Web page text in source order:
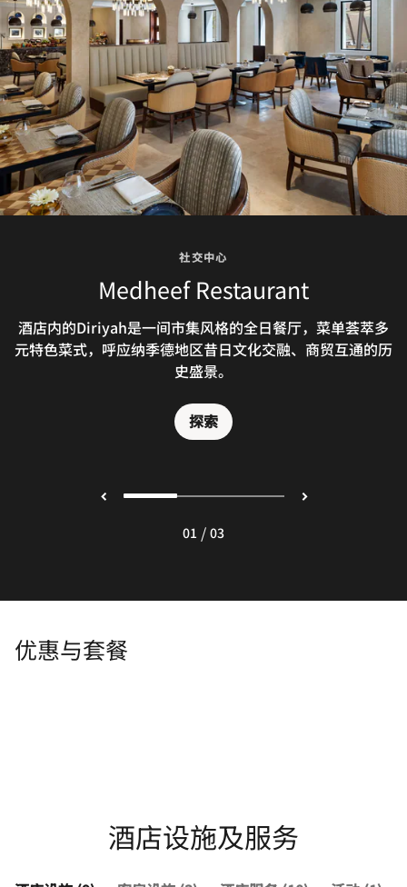
社交中心
Medheef Restaurant
酒店内的Diriyah是一间市集风格的全日餐厅，菜单荟萃多
元特色菜式，呼应纳季德地区昔日文化交融、商贸互通的历
史盛景。
探索
社交中心
Taleed by Michael Mina
米其林星厨Michael Mina邀您莅临Taleed餐厅，感受中东
传统与地中海风情的美妙融合。品鉴本地食材打造的创意菜
品，尊享兼具传统风情的迪里耶奢华用餐体验。
探索
社交中心
Samhan Lounge
Samhan酒廊融合阿拉伯传统与现代舒适体验，提供室内外
座位，供应阿拉伯咖啡与美味小食。Samhan酒廊融合人文
风情与诚挚待客之道，以超凡格调迎接每位宾客。
探索
01 / 03
优惠与套餐
酒店设施及服务